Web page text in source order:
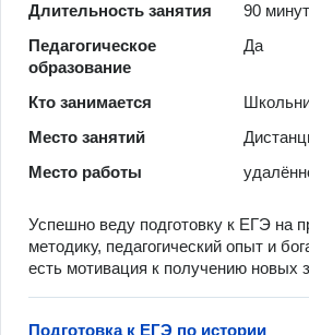
Длительность занятия
90 минут
Педагогическое
образование
Да
Кто занимается
Место занятий
Место работы
Успешно веду подготовку к ЕГЭ на
методику, педагогический опыт и
есть мотивация к получению новых
Подготовка к ЕГЭ по истории